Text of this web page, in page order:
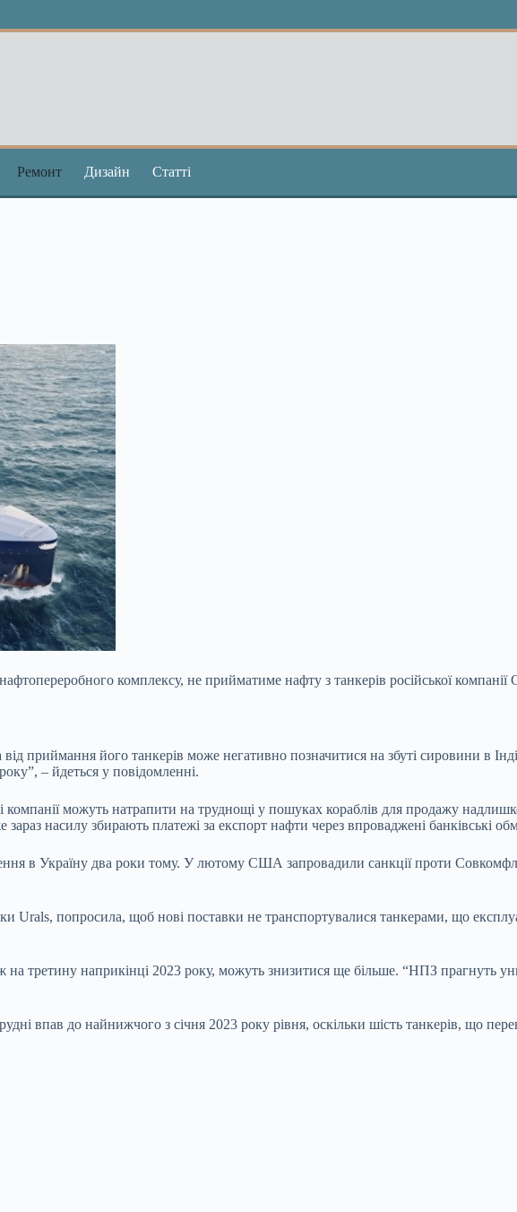
Ремонт Дизайн Статті
комплексу, не прийматиме нафту з танкерів російської
приймання його танкерів може негативно позначитися на збуті сировини в
– йдеться у повідомленні.
можуть натрапити на труднощі у пошуках кораблів для продажу
насилу збирають платежі за експорт нафти через впроваджені банківські
в Україну два роки тому. У лютому США запровадили санкції проти
Urals, попросила, щоб нові поставки не транспортувалися танкерами, що
третину наприкінці 2023 року, можуть знизитися ще більше. “НПЗ прагнуть
впав до найнижчого з січня 2023 року рівня, оскільки шість танкерів, що